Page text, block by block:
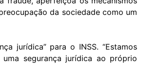
da sociedade como um
jurídica” para o INSS. “Estamos
segurança jurídica ao próprio